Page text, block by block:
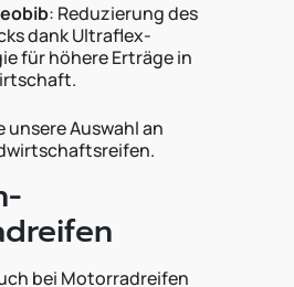
: Reduzierung des
dank Ultraflex-
für höhere Erträge in
unsere Auswahl an
bei Motorradreifen